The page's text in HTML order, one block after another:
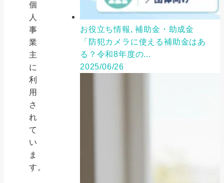
個
人
事
業
主
に
利
用
さ
れ
て
い
ま
す。
お役立ち情報, 補助金・助成金
「防犯カメラに使える補助金はあ
る？令和8年度の...
2025/06/26